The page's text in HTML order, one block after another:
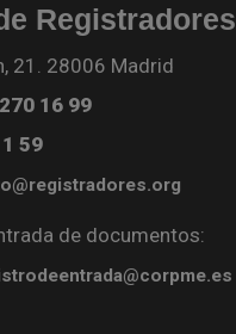
Registradores
21. 28006 Madrid
16 99
59
de documentos: